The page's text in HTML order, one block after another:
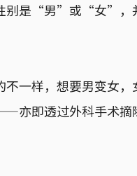
别是“男”或“女”，
一样，想要男变女，
亦即透过外科手术摘